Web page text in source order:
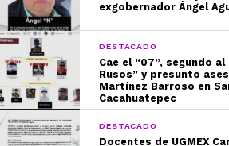
exgobernador Ángel
DESTACADO
Cae el “07”, segundo
Rusos” y presunto
Martínez Barroso en
Cacahuatepec
DESTACADO
Docentes de UGMEX